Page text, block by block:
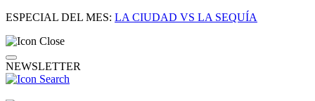
ESPECIAL DEL MES: LA CIUDAD VS LA SEQUÍA
NEWSLETTER